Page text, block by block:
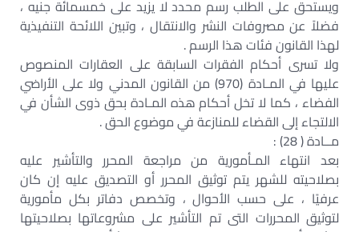
ويستحق على الطلب رسم محدد لا يزيد على خمسمائة جنيه ،
فضلاً عن مصروفات النشر والانتقال ، وتبين اللائحة التنفيذية
لهذا القانون فئات هذا الرسم .
ولا تسرى أحكام الفقرات السابقة على العقارات المنصوص
عليها في المـادة (970) من القانون المدني ولا على الأراضي
الفضاء ، كما لا تخل أحكام هذه المـادة بحق ذوى الشأن في
الالتجاء إلى القضاء للمنازعة في موضوع الحق .
مــادة ( 28) :
بعد انتهاء المـأمورية من مراجعة المحرر والتأشير عليه
بصلاحيته للشهر يتم توثيق المحرر أو التصديق عليه إن كان
عرفيًا ، على حسب الأحوال ، وتخصص دفاتر بكل مأمورية
لتوثيق المحررات التى تم التأشير على مشروعاتها بصلاحيتها